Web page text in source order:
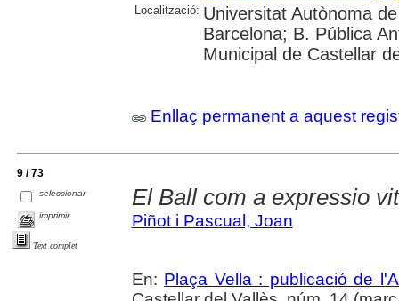
Localització: Universitat Autònoma
Barcelona; B. Pública
Municipal de Castellar
Enllaç permanent a aquest
9 / 73
seleccionar
imprimir
Text complet
El Ball com a expressio
Piñot i Pascual, Joan
En: Plaça Vella : publicació de